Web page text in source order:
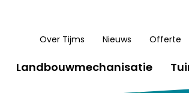
Over Tijms Nieuws Offerte
Landbouwmechanisatie